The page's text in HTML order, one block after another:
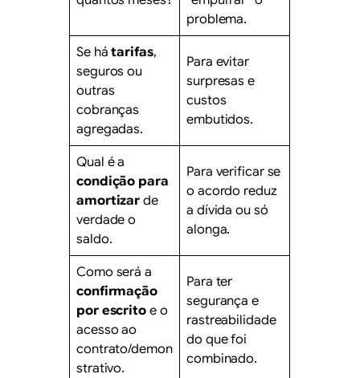
problema.
Se hátarifas,
seguros ou
outras
cobranças
agregadas.
Para evitar
surpresas e
custos
embutidos.
Qual é a
condição para
amortizar de
verdade o
saldo.
Para verificar se
o acordo reduz
a dívida ou só
alonga.
Como será a
confirmação
por escritoe o
acesso ao
contrato/demon
strativo.
Para ter
segurança e
rastreabilidade
do que foi
combinado.